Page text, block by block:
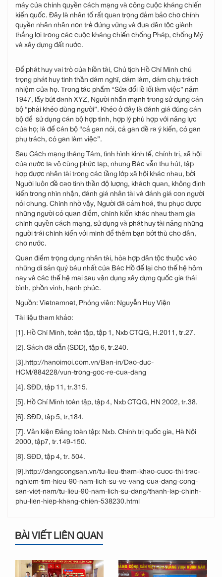
máy của chính quyền cách mạng và công cuộc kháng chiến
kiến quốc. Đây là nhân tố rất quan trọng đảm bảo cho chính
quyền nhân nhân non trẻ đứng vững và đưa dân tộc giành
thắng lợi trong các cuộc kháng chiến chống Pháp, chống Mỹ
và xây dựng đất nước.
Để phát huy vai trò của hiền tài, Chủ tịch Hồ Chí Minh chú
trọng phát huy tinh thần dám nghĩ, dám làm, dám chịu trách
nhiệm của họ. Trong tác phẩm “Sửa đổi lề lối làm việc” năm
1947, lấy bút danh XYZ, Người nhấn mạnh trong sử dụng cán
bộ “phải khéo dùng người”. Khéo ở đây là đánh giá đúng cán
bộ để sử dụng cán bộ hợp tình, hợp lý phù hợp với năng lực
của họ; là để cán bộ “cả gan nói, cả gan đề ra ý kiến, có gan
phụ trách, có gan làm việc”.
Sau Cách mạng tháng Tám, tình hình kinh tế, chính trị, xã hội
của nước ta vô cùng phức tạp, nhưng Bác vẫn thu hút, tập
hợp được nhân tài trong các tầng lớp xã hội khác nhau, bởi
Người luôn đề cao tinh thần độ lượng, khách quan, không định
kiến trong nhìn nhận, đánh giá nhân tài và đánh giá con người
nói chung. Chính nhờ vậy, Người đã cảm hoá, thu phục được
những người có quan điểm, chính kiến khác nhau tham gia
chính quyền cách mạng, sử dụng và phát huy tài năng những
người trái chính kiến với mình để thêm bạn bớt thù cho dân,
cho nước.
Quan điểm trọng dụng nhân tài, hòa hợp dân tộc thuộc vào
những di sản quý báu nhất của Bác Hồ để lại cho thế hệ hôm
nay và các thế hệ mai sau vận dụng xây dựng quốc gia thái
bình, phồn vinh, hạnh phúc.
Nguồn: Vietnamnet, Phóng viên: Nguyễn Huy Viện
Tài liệu tham khảo:
[1]. Hồ Chí Minh, toàn tập, tập 1, Nxb CTQG, H.2011, tr.27.
[2]. Sách đã dẫn (SĐD), tập 6, tr.240.
[3].http://hanoimoi.com.vn/Ban-in/Dao-duc-
HCM/884228/vun-trong-goc-re-cua-dang
[4]. SĐD, tập 11, tr.315.
[5]. Hồ Chí Minh toàn tập, tập 4, Nxb CTQG, HN 2002, tr.38.
[6]. SĐD, tập 5, tr,184.
[7]. Văn kiện Đảng toàn tập: Nxb. Chính trị quốc gia, Hà Nội
2000, tập7, tr.149-150.
[8]. SĐD, tập 4, tr. 504.
[9].http://dangcongsan.vn/tu-lieu-tham-khao-cuoc-thi-trac-
nghiem-tim-hieu-90-nam-lich-su-ve-vang-cua-dang-cong-
san-viet-nam/tu-lieu-90-nam-lich-su-dang/thanh-lap-chinh-
phu-lien-hiep-khang-chien-538230.html
BÀI VIẾT LIÊN QUAN